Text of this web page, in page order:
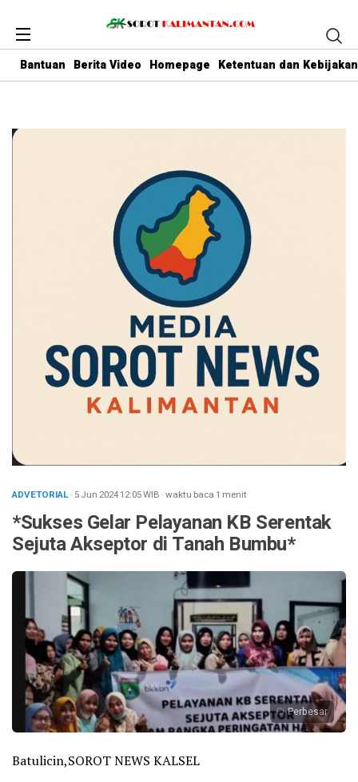
Bantuan Berita Video Homepage Ketentuan dan
ADVETORIAL· 5 Jun 202412:05WIB ·waktu baca 1 menit
*Sukses Gelar Pelayanan KB Serentak
Sejuta Akseptor di Tanah Bumbu*
Perbesar
Batulicin,SOROT NEWS KALSEL